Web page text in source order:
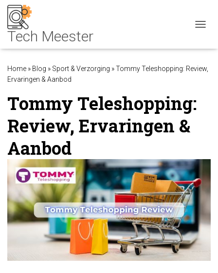
Home » Blog » Sport & Verzorging »Tommy Teleshopping: Review,
Ervaringen & Aanbod
Tommy Teleshopping:
Review, Ervaringen &
Aanbod